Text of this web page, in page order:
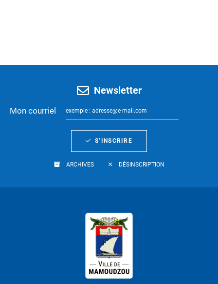
Newsletter
Mon courriel
S’INSCRIRE
ARCHIVES DÉSINSCRIPTION